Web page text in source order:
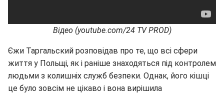
Відео (youtube.com/24 TV PROD)
Єжи Таргальский розповідав про те, що всі сфери
життя у Польщі, як і раніше знаходяться під контролем
людьми з колишніх служб безпеки. Однак, його кішці
це було зовсім не цікаво і вона вирішила